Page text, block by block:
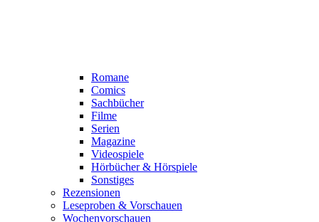
Romane
Comics
Sachbücher
Filme
Serien
Magazine
Videospiele
Hörbücher & Hörspiele
Sonstiges
Rezensionen
Leseproben & Vorschauen
Wochenvorschauen